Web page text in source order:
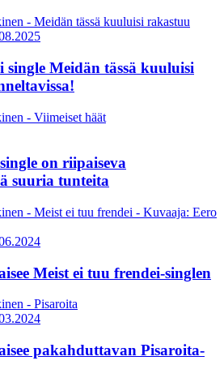
single Meidän tässä kuuluisi
on riipaiseva
suuria tunteita
Meist ei tuu frendei-singlen
pakahduttavan Pisaroita-